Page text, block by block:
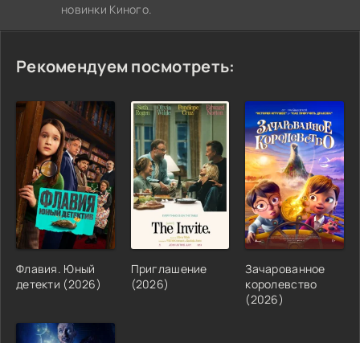
новинки Киного.
Рекомендуем посмотреть:
Флавия. Юный
детекти (2026)
Приглашение
(2026)
Зачарованное
королевство
(2026)